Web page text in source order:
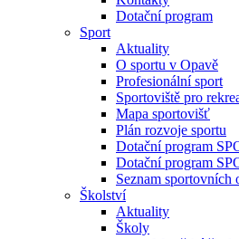
Dotační program
Sport
Aktuality
O sportu v Opavě
Profesionální sport
Sportoviště pro
Mapa sportovišť
Plán rozvoje sportu
Dotační program
Dotační program
Seznam sportovních
Školství
Aktuality
Školy